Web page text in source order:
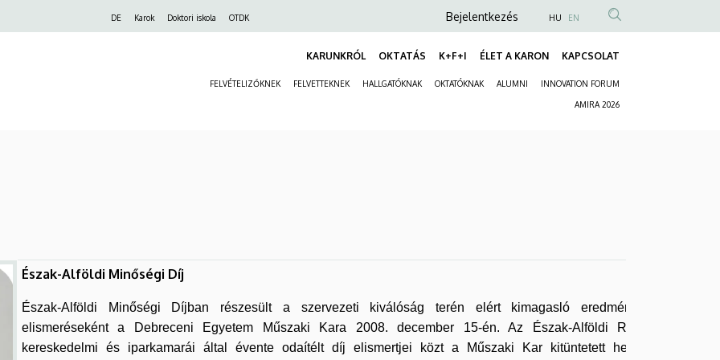
DE Karok Doktori iskola OTDK
Anonim
fiók
menüje
Bejelentkezés HU EN
KARUNKRÓL OKTATÁS K+F+I ÉLET A KARON KAPCSOLAT
FELVÉTELIZŐKNEK FELVETTEKNEK HALLGATÓKNAK OKTATÓKNAK ALUMNI INNOVATION FORUM
AMIRA 2026
Észak-Alföldi Minőségi Díj
Észak-Alföldi Minőségi Díjban részesült a szervezeti kiválóság terén elért kimagasló eredmények
elismeréseként a Debreceni Egyetem Műszaki Kara 2008. december 15-én. Az Észak-Alföldi Régió
kereskedelmi és iparkamarái által évente odaítélt díj elismertjei közt a Műszaki Kar kitüntetett helyen